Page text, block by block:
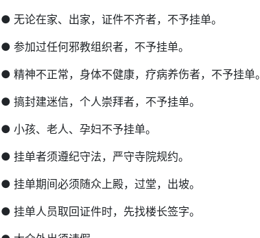
● 无论在家、出家，证件不齐者，不予挂单。
● 参加过任何邪教组织者，不予挂单。
● 精神不正常，身体不健康，疗病养伤者，不予挂单。
● 搞封建迷信，个人崇拜者，不予挂单。
● 小孩、老人、孕妇不予挂单。
● 挂单者须遵纪守法，严守寺院规约。
● 挂单期间必须随众上殿，过堂，出坡。
● 挂单人员取回证件时，先找楼长签字。